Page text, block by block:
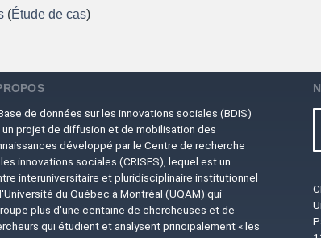
(Étude de cas)
de données sur les innovations sociales (BDIS)
projet de diffusion et de mobilisation des
développé par le Centre de recherche
les innovations sociales (CRISES), lequel est un
interuniversitaire et pluridisciplinaire institutionnel
du Québec à Montréal (UQAM) qui
plus d'une centaine de chercheuses et de
qui étudient et analysent principalement « les